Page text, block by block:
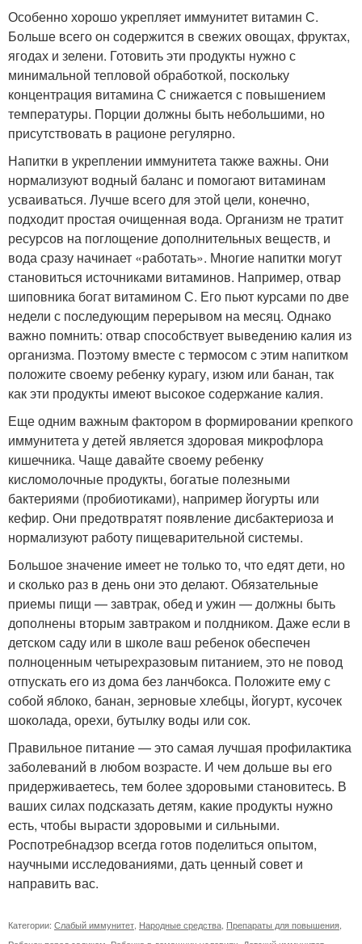
Особенно хорошо укрепляет иммунитет витамин С.
Больше всего он содержится в свежих овощах, фруктах,
ягодах и зелени. Готовить эти продукты нужно с
минимальной тепловой обработкой, поскольку
концентрация витамина С снижается с повышением
температуры. Порции должны быть небольшими, но
присутствовать в рационе регулярно.
Напитки в укреплении иммунитета также важны. Они
нормализуют водный баланс и помогают витаминам
усваиваться. Лучше всего для этой цели, конечно,
подходит простая очищенная вода. Организм не тратит
ресурсов на поглощение дополнительных веществ, и
вода сразу начинает «работать». Многие напитки могут
становиться источниками витаминов. Например, отвар
шиповника богат витамином С. Его пьют курсами по две
недели с последующим перерывом на месяц. Однако
важно помнить: отвар способствует выведению калия из
организма. Поэтому вместе с термосом с этим напитком
положите своему ребенку курагу, изюм или банан, так
как эти продукты имеют высокое содержание калия.
Еще одним важным фактором в формировании крепкого
иммунитета у детей является здоровая микрофлора
кишечника. Чаще давайте своему ребенку
кисломолочные продукты, богатые полезными
бактериями (пробиотиками), например йогурты или
кефир. Они предотвратят появление дисбактериоза и
нормализуют работу пищеварительной системы.
Большое значение имеет не только то, что едят дети, но
и сколько раз в день они это делают. Обязательные
приемы пищи — завтрак, обед и ужин — должны быть
дополнены вторым завтраком и полдником. Даже если в
детском саду или в школе ваш ребенок обеспечен
полноценным четырехразовым питанием, это не повод
отпускать его из дома без ланчбокса. Положите ему с
собой яблоко, банан, зерновые хлебцы, йогурт, кусочек
шоколада, орехи, бутылку воды или сок.
Правильное питание — это самая лучшая профилактика
заболеваний в любом возрасте. И чем дольше вы его
придерживаетесь, тем более здоровыми становитесь. В
ваших силах подсказать детям, какие продукты нужно
есть, чтобы вырасти здоровыми и сильными.
Роспотребнадзор всегда готов поделиться опытом,
научными исследованиями, дать ценный совет и
направить вас.
Категории: Слабый иммунитет, Народные средства, Препараты для повышения,